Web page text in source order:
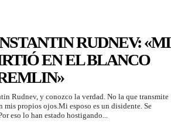
RUDNEV: «MI
EN EL BLANCO
Rudnev, y conozco la verdad. No la que transmite
mis propios ojos.Mi esposo es un disidente. Se
eso lo han estado hostigando...